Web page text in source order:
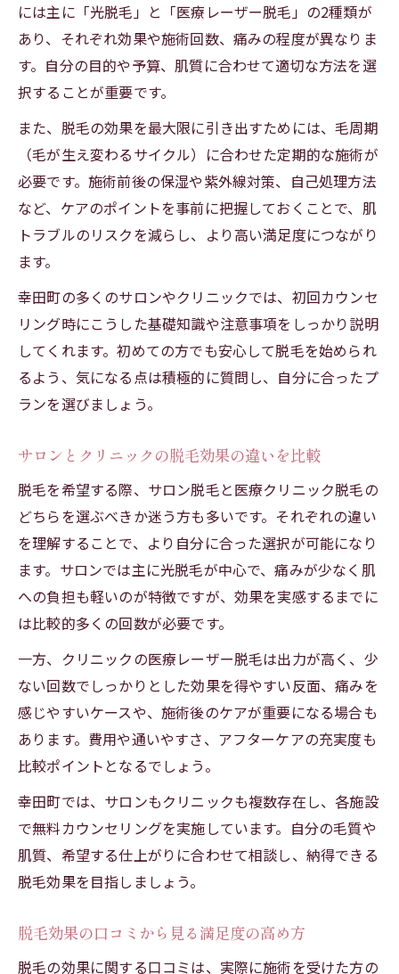
には主に「光脱毛」と「医療レーザー脱毛」の2種類が
あり、それぞれ効果や施術回数、痛みの程度が異なりま
す。自分の目的や予算、肌質に合わせて適切な方法を選
択することが重要です。
また、脱毛の効果を最大限に引き出すためには、毛周期
（毛が生え変わるサイクル）に合わせた定期的な施術が
必要です。施術前後の保湿や紫外線対策、自己処理方法
など、ケアのポイントを事前に把握しておくことで、肌
トラブルのリスクを減らし、より高い満足度につながり
ます。
幸田町の多くのサロンやクリニックでは、初回カウンセ
リング時にこうした基礎知識や注意事項をしっかり説明
してくれます。初めての方でも安心して脱毛を始められ
るよう、気になる点は積極的に質問し、自分に合ったプ
ランを選びましょう。
サロンとクリニックの脱毛効果の違いを比較
脱毛を希望する際、サロン脱毛と医療クリニック脱毛の
どちらを選ぶべきか迷う方も多いです。それぞれの違い
を理解することで、より自分に合った選択が可能になり
ます。サロンでは主に光脱毛が中心で、痛みが少なく肌
への負担も軽いのが特徴ですが、効果を実感するまでに
は比較的多くの回数が必要です。
一方、クリニックの医療レーザー脱毛は出力が高く、少
ない回数でしっかりとした効果を得やすい反面、痛みを
感じやすいケースや、施術後のケアが重要になる場合も
あります。費用や通いやすさ、アフターケアの充実度も
比較ポイントとなるでしょう。
幸田町では、サロンもクリニックも複数存在し、各施設
で無料カウンセリングを実施しています。自分の毛質や
肌質、希望する仕上がりに合わせて相談し、納得できる
脱毛効果を目指しましょう。
脱毛効果の口コミから見る満足度の高め方
脱毛の効果に関する口コミは、実際に施術を受けた方の